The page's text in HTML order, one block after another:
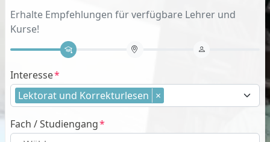
Erhalte Empfehlungen für verfügbare Lehrer und
Kurse!
Interesse
Lektorat und Korrekturlesen ×
Fach / Studiengang